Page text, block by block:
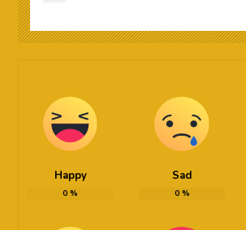
Happy
0 %
Sad
0%